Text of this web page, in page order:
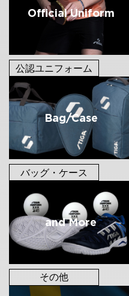
Official Uniform
公認ユニフォーム
Bag/Case
バッグ・ケース
and More
その他